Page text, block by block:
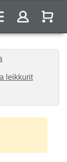
leikkurit